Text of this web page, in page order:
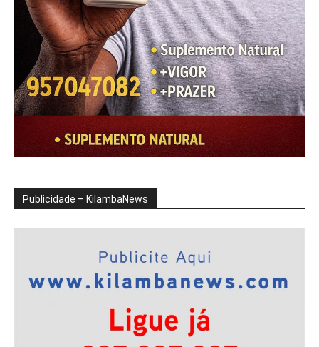
Publicidade – KilambaNews